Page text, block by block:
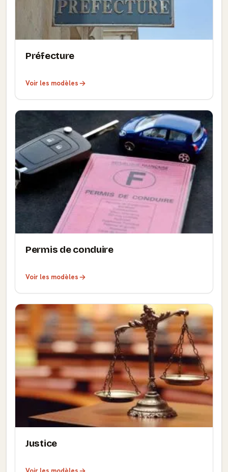
Préfecture
Voir les modèles
Permis de conduire
Voir les modèles
Justice